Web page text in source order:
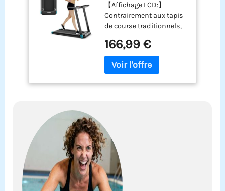
550 W, Tapis de
Fitness Pliable avec
Application de
Contrôle, Haut-
Parleur Bluetooth,
12 Programmes,
Écran LCD et
Support d'Appareil
【Affichage LCD:】
Contrairement aux tapis
de course traditionnels,
un affichage LCD de vos
différentes données
sportives, notamment le
une bande de course à 5
épaisseurs, ce tapis
compact offre une
utilisation confortable.
En outre, la surface anti-
chocs et antidérapante
166,99 €